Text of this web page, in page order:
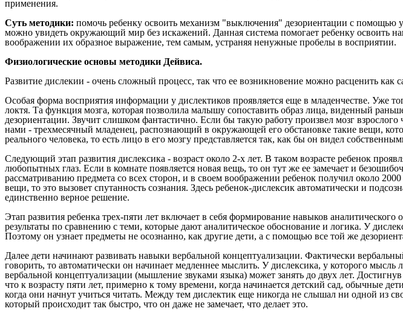
применения.
Суть методики: помочь ребенку освоить механизм "выключения" дезориентации с помощью
можно увидеть окружающий мир без искажений. Данная система помогает ребенку освоить
воображении их образное выражение, тем самым, устраняя ненужные пробелы в восприятии.
Физиологические основы методики Дейвиса.
Развитие дислекии - очень сложный процесс, так что ее возникновение можно расценить как
Особая форма восприятия информации у дислектиков проявляется еще в младенчестве. Уже
локтя. Та функция мозга, которая позволила малышу сопоставить образ лица, виденный
дезориентации. Звучит слишком фантастично. Если бы такую работу произвел мозг
нами - трехмесячный младенец, распознающий в окружающей его обстановке такие вещи,
реального человека, то есть лицо в его мозгу представляется так, как бы он видел
Следующий этап развития дислексика - возраст около 2-х лет. В таком возрасте ребенок
любопытных глаз. Если в комнате появляется новая вещь, то он тут же ее замечает и
рассматриванию предмета со всех сторон, и в своем воображении ребенок получил около
вещи, то это вызовет спутанность сознания. Здесь ребенок-дислексик автоматически и
единственно верное решение.
Этап развития ребенка трех-пяти лет включает в себя формирование навыков
результаты по сравнению с теми, которые дают аналитическое обоснование и логика. У
Поэтому он узнает предметы не осознанно, как другие дети, а с помощью все той же
Далее дети начинают развивать навыки вербальной концептуализации. Фактически
говорить, то автоматически он начинает медленнее мыслить. У дислексика, у которого
вербальной концептуализации (мышление звуками языка) может занять до двух лет.
что к возрасту пяти лет, примерно к тому времени, когда начинается детский сад, обычные
когда они начнут учиться читать. Между тем дислектик еще никогда не слышал ни одной из
который происходит так быстро, что он даже не замечает, что делает это.